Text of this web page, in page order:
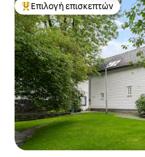
Κορυφαία επιλογή επισκεπτών
Επιλογή επισκεπτών